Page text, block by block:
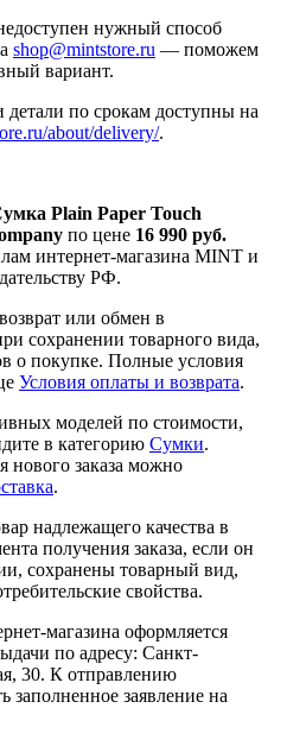
нужный способ
shop@mintstore.ru — поможем
вариант.
детали по срокам доступны на
about/delivery/.
Plain Paper Touch
по цене 16 990 руб.
интернет-магазина MINT и
РФ.
или обмен в
сохранении товарного вида,
о покупке. Полные условия
Условия оплаты и возврата.
моделей по стоимости,
в категорию Сумки.
нового заказа можно
.
надлежащего качества в
получения заказа, если он
сохранены товарный вид,
свойства.
магазина оформляется
по адресу: Санкт-
30. К отправлению
заполненное заявление на